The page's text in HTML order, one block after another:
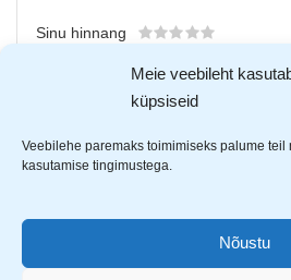
Meie veebileht
küpsiseid
Veebilehe paremaks toimimiseks palume teil
kasutamise tingimustega.
Nõustu
Sinu hinnang
Sinu arvustus*